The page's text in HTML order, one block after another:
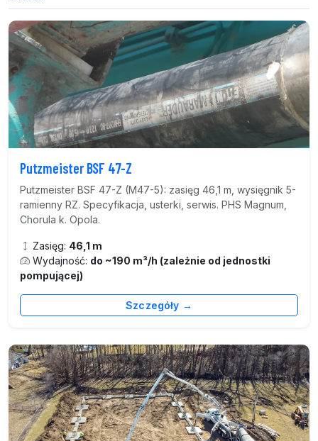
Putzmeister BSF 47-Z
Putzmeister BSF 47-Z (M47-5): zasięg 46,1 m, wysięgnik 5-
ramienny RZ. Specyfikacja, usterki, serwis. PHS Magnum,
Chorula k. Opola.
Zasięg: 46,1 m
Wydajność: do ~190 m³/h (zależnie od jednostki
pompującej)
Szczegóły →